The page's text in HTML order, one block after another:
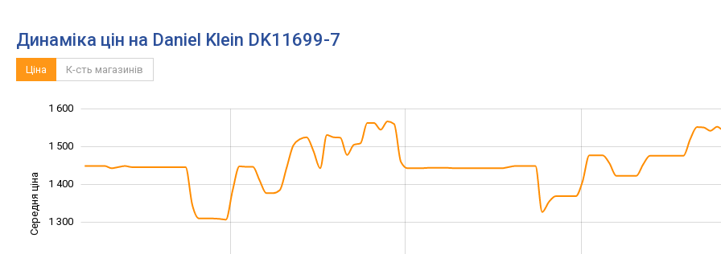
Динаміка цін на Daniel Klein DK11699-7
Ціна К-сть магазинів
Середня ціна 1 300
1 400
1 500
1 600